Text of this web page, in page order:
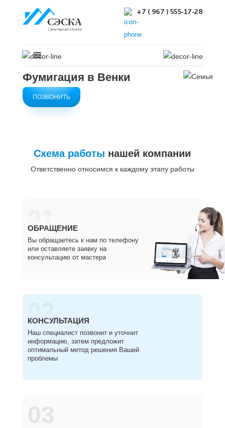
+7 ( 967 ) 555-17-28
Фумигация в Венки
ПОЗВОНИТЬ
Схема работы нашей компании
Ответственно относимся к каждому этапу работы
01
ОБРАЩЕНИЕ
Вы обращаетесь к нам по телефону
или оставляете заявку на
консультацию от мастера
02
КОНСУЛЬТАЦИЯ
Наш специалист позвонит и уточнит
информацию, затем предложит
оптимальный метод решения Вашей
проблемы